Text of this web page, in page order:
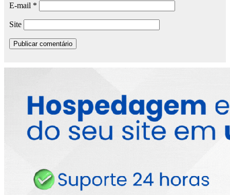
E-mail *
Site